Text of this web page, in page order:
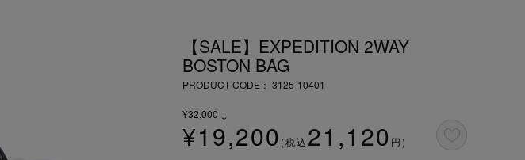
【SALE】EXPEDITION 2WAY
BOSTON BAG
PRODUCT CODE： 3125-10401
¥32,000 ↓
¥19,200 (税込 21,120 円)